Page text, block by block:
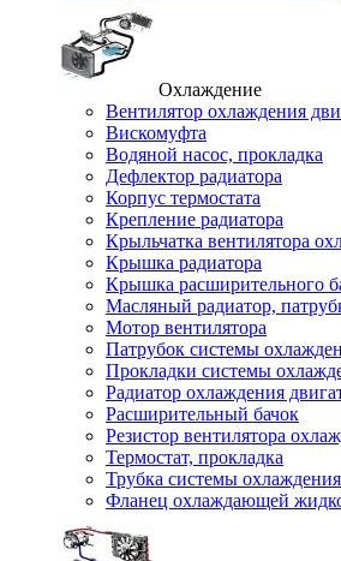
Охлаждение
Вентилятор охлаждения
Вискомуфта
Водяной насос, прокладка
Дефлектор радиатора
Корпус термостата
Крепление радиатора
Крыльчатка вентилятора
Крышка радиатора
Крышка расширительного
Масляный радиатор,
Мотор вентилятора
Патрубок системы
Прокладки системы
Радиатор охлаждения
Расширительный бачок
Резистор вентилятора
Термостат, прокладка
Трубка системы охлаждения
Фланец охлаждающей